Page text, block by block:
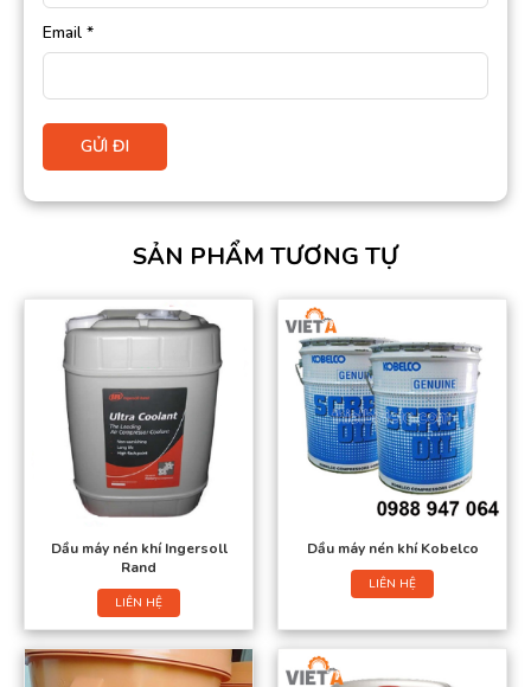
Email *
SẢN PHẨM TƯƠNG TỰ
Dầu máy nén khí Ingersoll
Rand
LIÊN HỆ
Dầu máy nén khí Kobelco
LIÊN HỆ